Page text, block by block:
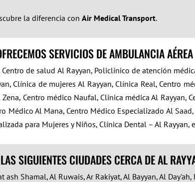
la diferencia con Air Medical Transport.
SERVICIOS DE AMBULANCIA AÉREA
de salud Al Rayyan, Policlínico de atención
Clínica de mujeres Al Rayyan, Clínica Real, Centro
Centro médico Naufal, Clínica médica Al Rayyan,
Médico Al Mana, Centro Médico Especializado Al
para Mujeres y Niños, Clínica Dental – Al Rayyan,
SIGUIENTES CIUDADES CERCA DE AL
Shamal, Al Ruwais, Ar Rakiyat, Al Bayyan, Al